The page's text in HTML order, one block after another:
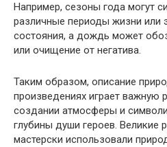
Например, сезоны года могут
различные периоды жизни или
состояния, а дождь может
или очищение от негатива.
Таким образом, описание
произведениях играет важную
создании атмосферы и
глубины души героев. Великие
мастерски использовали